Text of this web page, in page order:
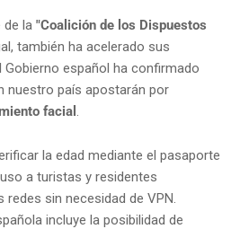
de la "Coalición de los Dispuestos
también ha acelerado sus
español ha confirmado
nuestro país apostarán por
facial .
la edad mediante el pasaporte
a turistas y residentes
sin necesidad de VPN.
incluye la posibilidad de